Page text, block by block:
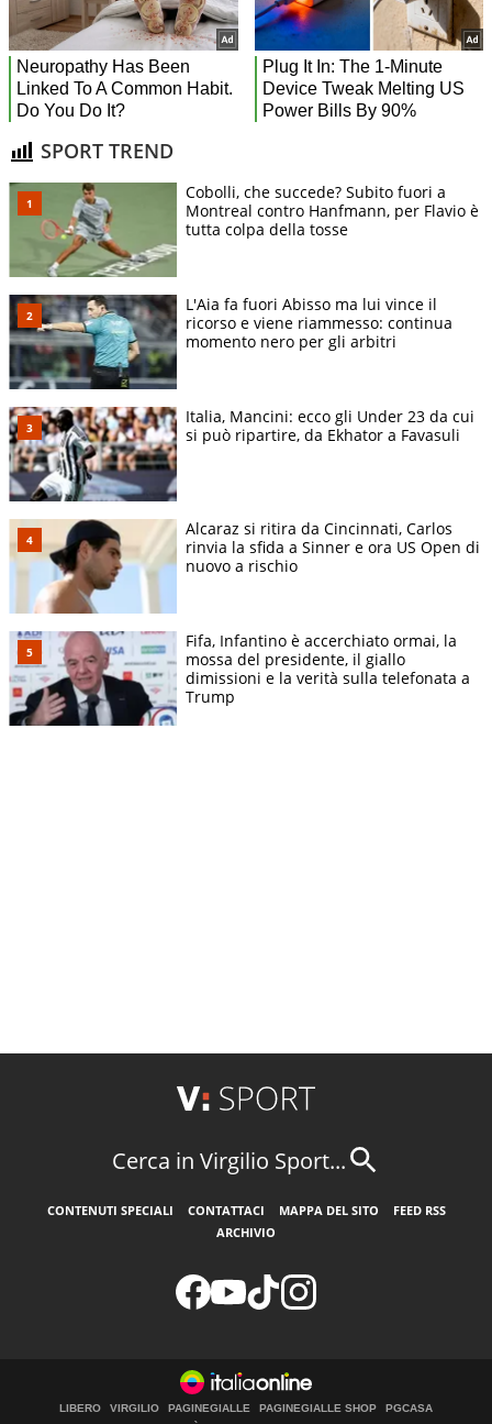
SPORT TREND
Cobolli, che succede? Subito fuori a
Montreal contro Hanfmann, per Flavio è
tutta colpa della tosse
L'Aia fa fuori Abisso ma lui vince il
ricorso e viene riammesso: continua
momento nero per gli arbitri
Italia, Mancini: ecco gli Under 23 da cui
si può ripartire, da Ekhator a Favasuli
Alcaraz si ritira da Cincinnati, Carlos
rinvia la sfida a Sinner e ora US Open di
nuovo a rischio
Fifa, Infantino è accerchiato ormai, la
mossa del presidente, il giallo
dimissioni e la verità sulla telefonata a
Trump
Cerca in Virgilio Sport...
CONTENUTI SPECIALI CONTATTACI MAPPA DEL SITO
FEED RSS
ARCHIVIO
LIBERO VIRGILIO PAGINEGIALLE PAGINEGIALLE SHOP
PGCASA